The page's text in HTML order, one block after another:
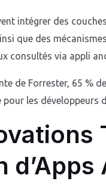
intégrer des
que des
consultés via appli
de Forrester, 65 %
pour les développeurs
d’Apps